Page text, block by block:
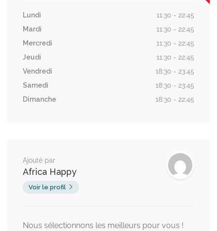
Lundi
11:30 - 22:45
Mardi
11:30 - 22:45
Mercredi
11:30 - 22:45
Jeudi
11:30 - 22:45
Vendredi
18:30 - 23:45
Samedi
18:30 - 23:45
Dimanche
18:30 - 22:45
Ajouté par
Africa Happy
Voir le profil
Nous sélectionnons les meilleurs pour vous !